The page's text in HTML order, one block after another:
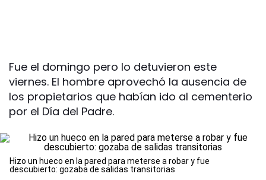
Fue el domingo pero lo detuvieron este
viernes. El hombre aprovechó la ausencia de
los propietarios que habían ido al cementerio
por el Día del Padre.
Hizo un hueco en la pared para meterse a robar y fue
descubierto: gozaba de salidas transitorias